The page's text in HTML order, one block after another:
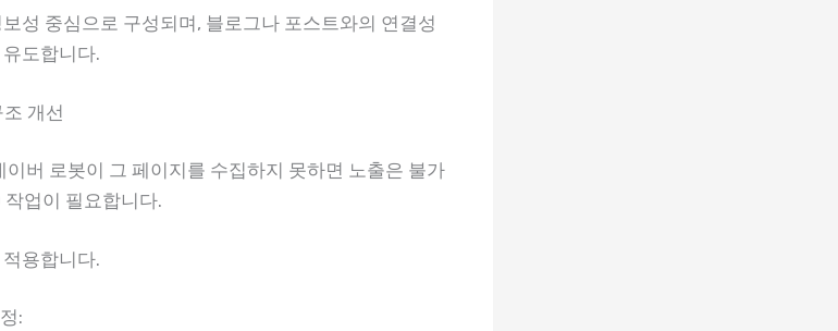
성 중심으로 구성되며, 블로그나 포스트와의 연결성
도합니다.
개선
버 로봇이 그 페이지를 수집하지 못하면 노출은 불가
작업이 필요합니다.
용합니다.
: